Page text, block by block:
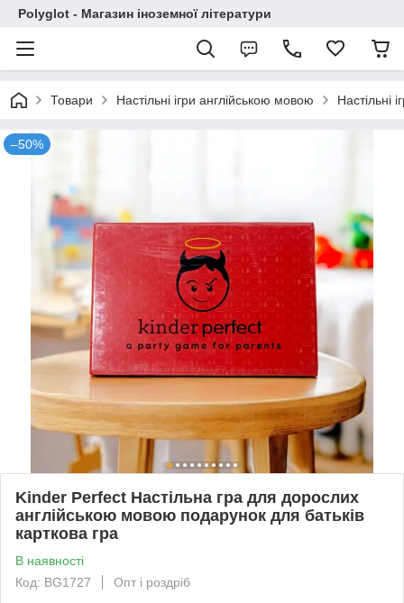
Polyglot - Магазин іноземної літератури
Товари Настільні ігри англійською мовою Настільні
–50%
Kinder Perfect Настільна гра для дорослих
англійською мовою подарунок для батьків
карткова гра
В наявності
Код: BG1727
Опт і роздріб